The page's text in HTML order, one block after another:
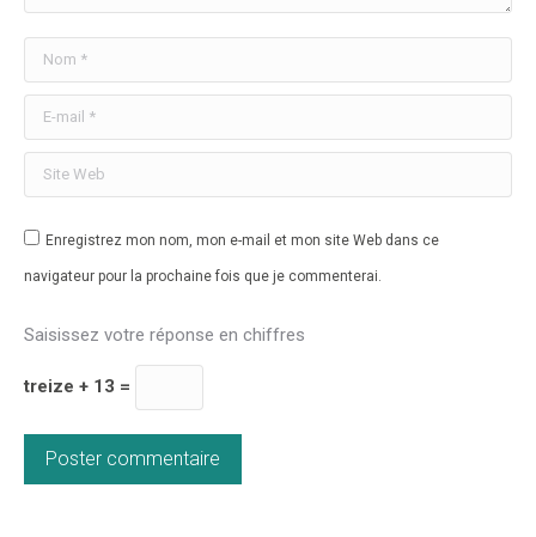
Nom *
E-mail *
Site Web
Enregistrez mon nom, mon e-mail et mon site Web dans ce
navigateur pour la prochaine fois que je commenterai.
Saisissez votre réponse en chiffres
treize + 13 =
Poster commentaire